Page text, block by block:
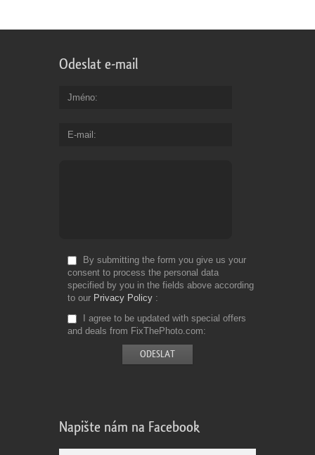
Odeslat e-mail
Jméno
E-mail
By submitting the form you give us your
consent to process the personal data
specified by you in the fields above according
to our Privacy Policy
I agree to be updated with special offers
and deals from FixThePhoto.com
Napište nám na Facebook